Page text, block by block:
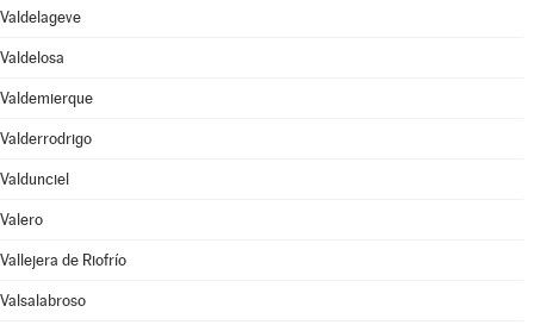
Valdelageve
Valdelosa
Valdemierque
Valderrodrigo
Valdunciel
Valero
Vallejera de Riofrío
Valsalabroso